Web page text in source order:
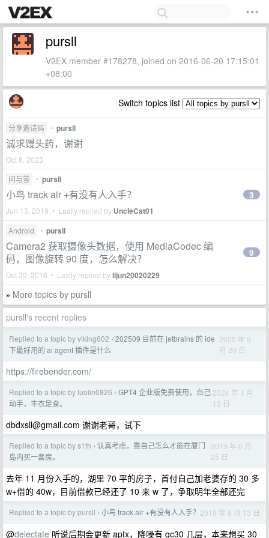
pursll
V2EX member #178278, joined on 2016-06-20 17:15:01
+08:00
Switch topics list
分享邀请码 • pursll
诚求馒头药，谢谢
Oct 8, 2023
问与答
• pursll
小鸟 track air +有没有人入手？
Jun 13, 2019 • Lastly replied by UncleCat01
3
Android • pursll
Camera2 获取摄像头数据，使用 MediaCodec 编
码，图像旋转 90 度，怎么解决？
Oct 30, 2016 • Lastly replied bylijun20020229
9
» More topics by pursll
pursll's recent replies
Replied to a topic by viking602 › 202509 目前在 jetbrains 的 ide
下最好用的 ai agent 插件是什么
2025 年 9
月 20 日
https://firebender.com/
Replied to a topic by luolin0826 › GPT4 企业版免费使用，自己
动手，丰衣足食。
2024 年 1 月
12 日
dbdxsll@gmail.com 谢谢老哥，试下
Replied to a topic by s1th › 认真考虑，靠自己怎么才能在厦门
岛内买一套房。
2019 年 6 月
25 日
去年 11 月份入手的，湖里 70 平的房子，首付自己加老婆存的 30 多
w+借的 40w，目前借款已经还了 10 来 w 了，争取明年全部还完
Replied to a topic by pursll › 小鸟 track air +有没有人入手？ 2019 年 6 月 13 日
@delectate 听说后期会更新 aptx，降噪有 qc30 几层，本来想买 30